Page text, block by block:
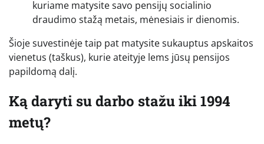
kuriame matysite savo pensijų socialinio
draudimo stažą metais, mėnesiais ir dienomis.
Šioje suvestinėje taip pat matysite sukauptus apskaitos
vienetus (taškus), kurie ateityje lems jūsų pensijos
papildomą dalį.
Ką daryti su darbo stažu iki 1994
metų?